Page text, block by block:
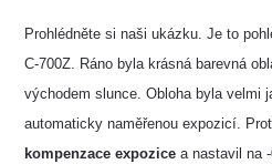
Prohlédněte si naši ukázku. Je to
C-700Z. Ráno byla krásná barevná
východem slunce. Obloha byla velmi
automaticky naměřenou expozicí.
kompenzace expozice a nastavil na